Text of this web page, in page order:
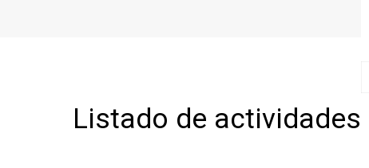
Listado de actividades